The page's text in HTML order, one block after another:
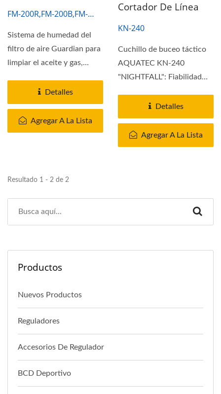
FM-200R,FM-200B,FM-
Sistema de humedad del
filtro de aire Guardian para
limpiar el aceite y gas,
Detalles
Agregar A La Lista
Cortador De Línea
KN-240
Cuchillo de buceo táctico
AQUATEC KN-240
"NIGHTFALL": Fiabilidad
Diseñado...Detalles
Agregar A La Lista
Resultado 1 - 2 de 2
Productos
Nuevos Productos
Reguladores
Accesorios De Regulador
BCD Deportivo